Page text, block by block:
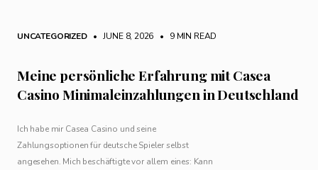
UNCATEGORIZED • JUNE 8, 2026 • 9 MIN READ
Meine persönliche Erfahrung mit Casea
Casino Minimaleinzahlungen in Deutschland
Ich habe mir Casea Casino und seine
Zahlungsoptionen für deutsche Spieler selbst
angesehen. Mich beschäftigte vor allem eines: Kann